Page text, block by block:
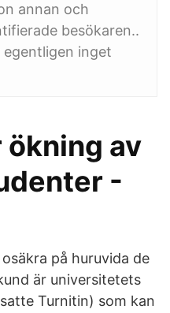
annan och
besökaren..
inget
ökning av
-
på huruvida de
är universitetets
Turnitin) som kan